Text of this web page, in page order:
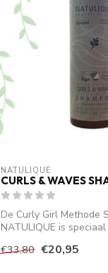
NATULIQUE
CURLS & WAVES
De Curly Girl Methode
NATULIQUE is
€33,80 €20,95